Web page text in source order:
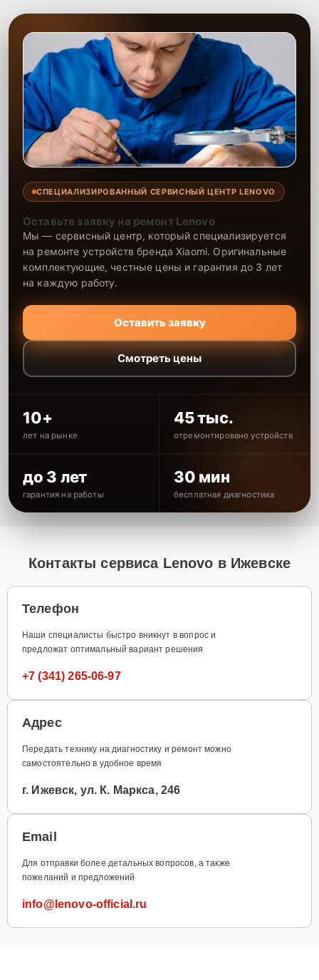
СПЕЦИАЛИЗИРОВАННЫЙ СЕРВИСНЫЙ ЦЕНТР LENOVO
Оставьте заявку на ремонт Lenovo
Мы — сервисный центр, который специализируется
на ремонте устройств бренда Xiaomi. Оригинальные
комплектующие, честные цены и гарантия до 3 лет
на каждую работу.
Оставить заявку
Смотреть цены
10+
лет на рынке
45 тыс.
отремонтировано устройств
до 3 лет
гарантия на работы
30 мин
бесплатная диагностика
Контакты сервиса Lenovo в Ижевске
Телефон
Наши специалисты быстро вникнут в вопрос и
предложат оптимальный вариант решения
+7 (341) 265-06-97
Адрес
Передать технику на диагностику и ремонт можно
самостоятельно в удобное время
г. Ижевск, ул. К. Маркса, 246
Email
Для отправки более детальных вопросов, а также
пожеланий и предложений
info@lenovo-official.ru